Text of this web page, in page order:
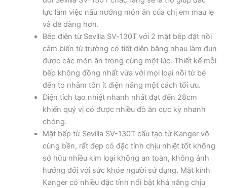
lực làm việc nấu nướng món ăn của chị em mau lẹ
và dễ dàng hơn.
Bếp điện từ Sevilla SV-130T với 2 mặt bếp đặt nồi
cảm biến từ trường có tiết diện bằng nhau làm đun
được các món ăn trong cùng một lúc. Thiết kế mỗi
bếp không đồng nhất vừa với mọi loại nồi từ bé
đến to nhằm tốn ít điện năng một cách tối ưu.
Diện tích tạo nhiệt nhanh nhất đạt đến 28cm
khiến quý vị có được nhiều đồ ăn cực kỳ nhanh
chóng.
Mặt bếp từ Sevilla SV-130T cấu tạo từ Kanger vô
cùng bền, rất đẹp có đặc tính chịu nhiệt tốt không
sở hữu nhiều kim loại không an toàn, không ảnh
hưởng đối với sức khỏe người sử dụng. Mặt kính
Kanger có nhiều đặc tính nổi bật khả năng chịu